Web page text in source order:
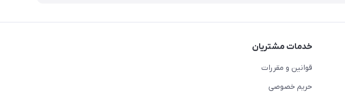
خدمات مشتریان
قوانین و مقررات
حریم خصوصی